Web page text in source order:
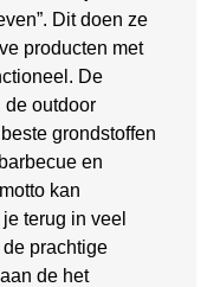
Dit doen ze
producten met
De
de outdoor
grondstoffen
en
kan
terug in veel
prachtige
de het